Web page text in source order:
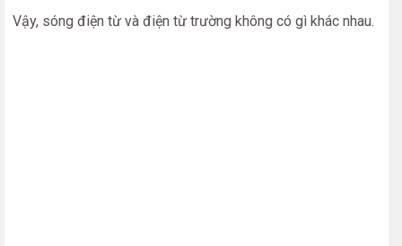
Vậy, sóng điện từ và điện từ trường không có gì khác nhau.